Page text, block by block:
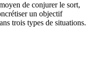
de conjurer le sort,
un objectif
trois types de situations.